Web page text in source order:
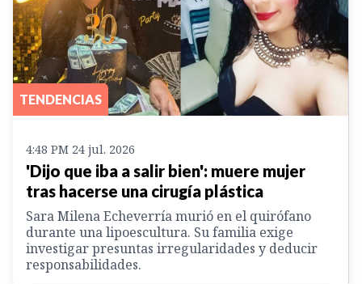
TENDENCIAS
4:48 PM 24 jul. 2026
'Dijo que iba a salir bien': muere mujer
tras hacerse una cirugía plástica
Sara Milena Echeverría murió en el quirófano
durante una lipoescultura. Su familia exige
investigar presuntas irregularidades y deducir
responsabilidades.